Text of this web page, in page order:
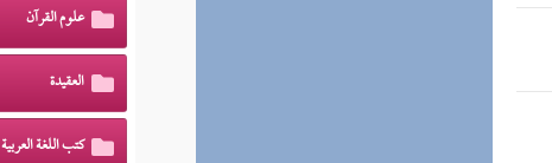
علوم القرآن
العقيدة
كتب اللغة العربية